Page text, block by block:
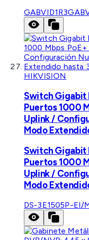
GABVID1R3
HIKVISION
Switch Gigabit
Puertos 1000
Uplink /
Modo
Switch Gigabit
Puertos 1000
Uplink /
Modo
DS-3E1505P-EI/